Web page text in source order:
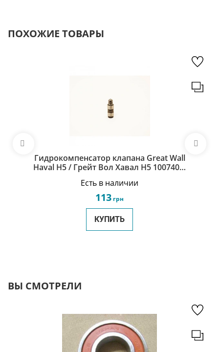
ПОХОЖИЕ ТОВАРЫ
Гидрокомпенсатор клапана Great Wall
Haval H5 / Грейт Вол Хавал Н5 1007400-
Есть в наличии
113 грн
КУПИТЬ
ВЫ СМОТРЕЛИ